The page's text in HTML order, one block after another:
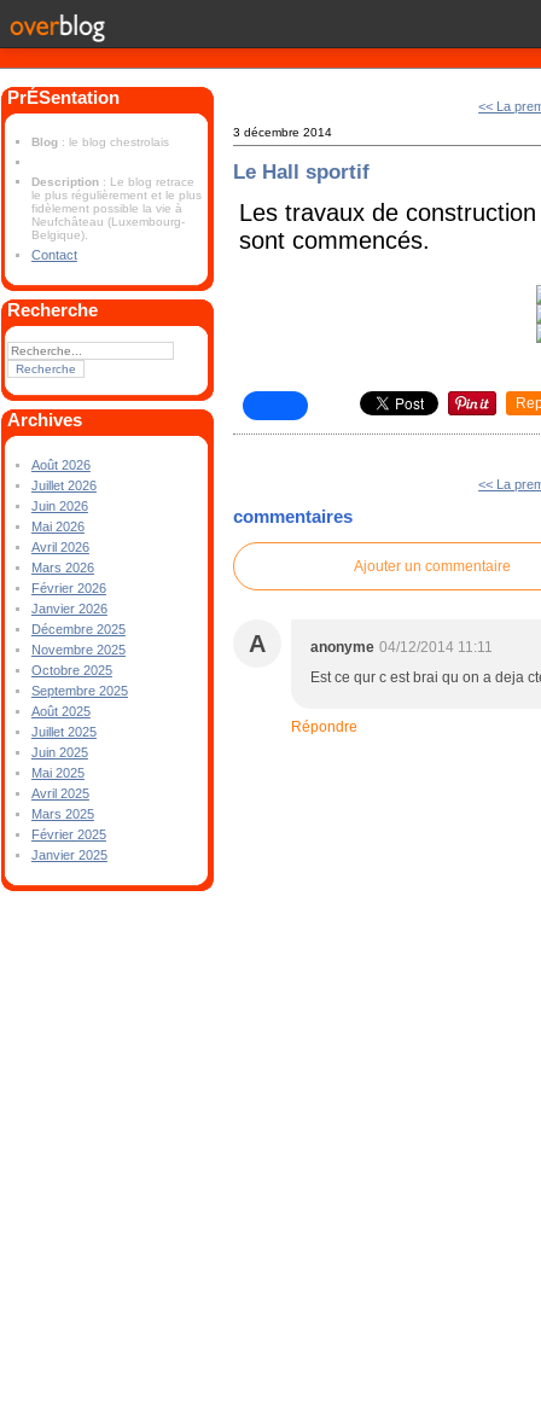
PrÉSentation
Blog : le blog chestrolais
Description : Le blog retrace
le plus régulièrement et le plus
fidèlement possible la vie à
Neufchâteau (Luxembourg-
Belgique).
Contact
Recherche
Archives
Août 2026
Juillet 2026
Juin 2026
Mai 2026
Avril 2026
Mars 2026
Février 2026
Janvier 2026
Décembre 2025
Novembre 2025
Octobre 2025
Septembre 2025
Août 2025
Juillet 2025
Juin 2025
Mai 2025
Avril 2025
Mars 2025
Février 2025
Janvier 2025
<< La
3 décembre 2014
Le Hall sportif
Les travaux de
sont commencés.
<< La
commentaires
Ajouter un commentaire
A anonyme 04/12/2014 11:11
Est ce qur c est brai qu on a deja
Répondre